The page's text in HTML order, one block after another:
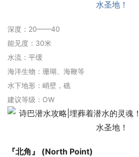
深度：20——40
能见度：30米
水流：平缓
海洋生物：珊瑚、海鞭等
水下地形：峭壁，礁
建议等级：OW
『北角』 (North Point)